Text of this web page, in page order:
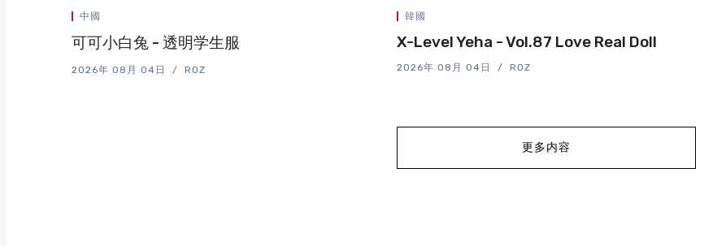
中國
可可小白兔 - 透明学生服
2026年 08月 04日 ROZ
韓國
X-Level Yeha - Vol.87 Love Real Doll
2026年 08月 04日 ROZ
更多内容